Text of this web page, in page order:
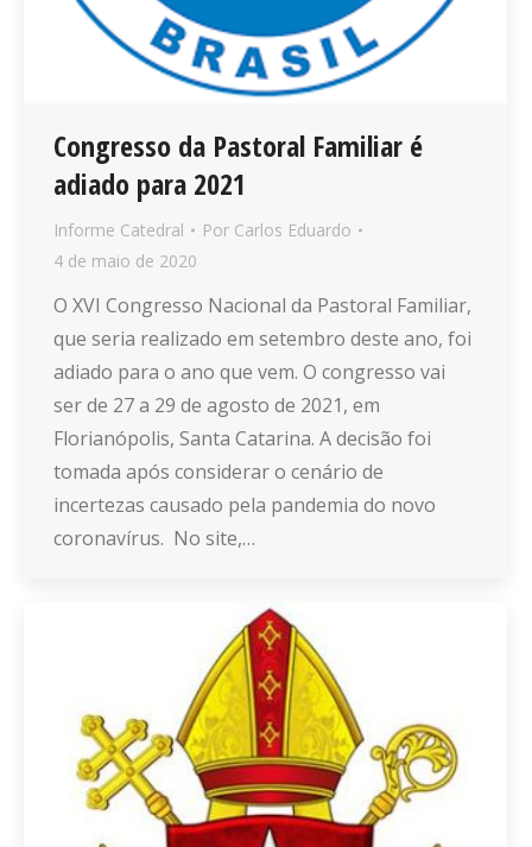
Congresso da Pastoral Familiar é
adiado para 2021
Informe Catedral Por Carlos Eduardo
4 de maio de 2020
O XVI Congresso Nacional da Pastoral Familiar,
que seria realizado em setembro deste ano, foi
adiado para o ano que vem. O congresso vai
ser de 27 a 29 de agosto de 2021, em
Florianópolis, Santa Catarina. A decisão foi
tomada após considerar o cenário de
incertezas causado pela pandemia do novo
coronavírus. No site,…